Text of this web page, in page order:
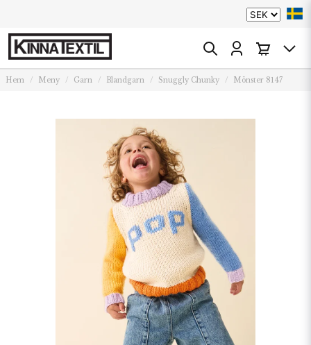
Hem Meny Garn Blandgarn Snuggly Chunky Mönster 8147